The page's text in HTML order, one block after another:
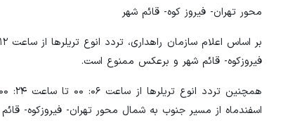
محور تهران- فیروز کوه- قائم شهر
فیروزکوه- قائم شهر و برعکس ممنوع است.
اسفندماه از مسیر جنوب به شمال محور تهران- فیروزکوه-